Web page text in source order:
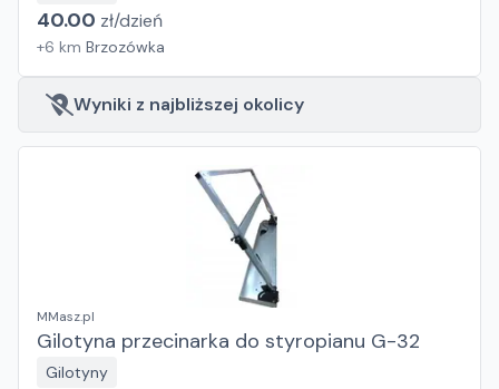
40.00 zł/dzień
+6 km Brzozówka
Wyniki z najbliższej okolicy
MMasz.pl
Gilotyna przecinarka do styropianu G-32
Gilotyny